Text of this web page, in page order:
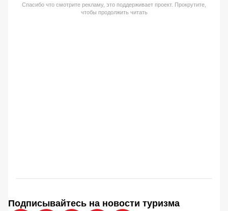
Спасибо что смотрите рекламу, это поддерживает проект. Прокрутите,
чтобы продолжить читать
Подписывайтесь на новости туризма